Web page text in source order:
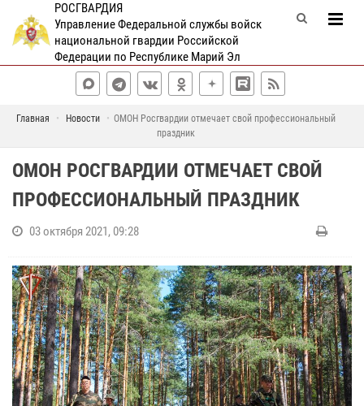
РОСГВАРДИЯ
Управление Федеральной службы войск
национальной гвардии Российской
Федерации по Республике Марий Эл
Главная Новости
ОМОН Росгвардии отмечает свой профессиональный
праздник
ОМОН РОСГВАРДИИ ОТМЕЧАЕТ СВОЙ
ПРОФЕССИОНАЛЬНЫЙ ПРАЗДНИК
03 октября 2021, 09:28